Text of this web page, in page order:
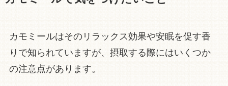
カモミールはそのリラックス効果や安眠を促す香
りで知られていますが、摂取する際にはいくつか
の注意点があります。